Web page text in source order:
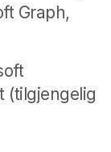
Graph,
(tilgjengelig